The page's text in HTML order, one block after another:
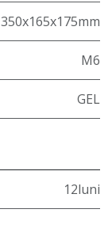
350x165x175mm
M6
GEL
12luni